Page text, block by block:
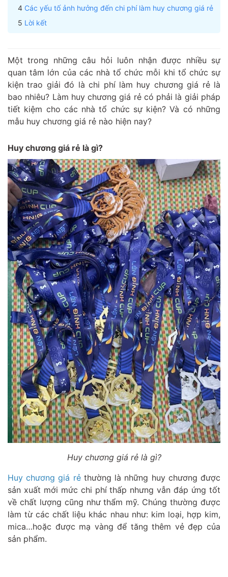
Các yếu tố ảnh hưởng đến chi phí làm huy chương giá rẻ
Lời kết
Một trong những câu hỏi luôn nhận được nhiều sự
quan tâm lớn của các nhà tổ chức mỗi khi tổ chức sự
kiện trao giải đó là chi phí làm huy chương giá rẻ là
bao nhiêu? Làm huy chương giá rẻ có phải là giải pháp
tiết kiệm cho các nhà tổ chức sự kiện? Và có những
mẫu huy chương giá rẻ nào hiện nay?
Huy chương giá rẻ là gì?
Huy chương giá rẻ là gì?
Huy chương giá rẻthường là những huy chương được
sản xuất mới mức chi phí thấp nhưng vẫn đáp ứng tốt
về chất lượng cũng như thẩm mỹ. Chúng thường được
làm từ các chất liệu khác nhau như: kim loại, hợp kim,
mica…hoặc được mạ vàng để tăng thêm vẻ đẹp của
sản phẩm.